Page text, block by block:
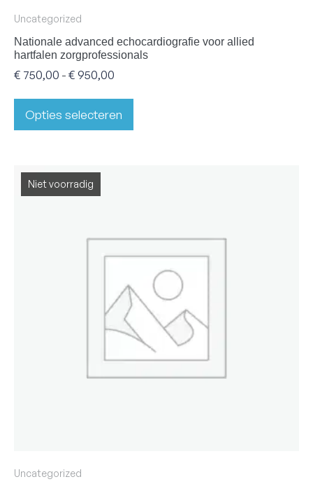
Uncategorized
Nationale advanced echocardiografie voor allied
hartfalen zorgprofessionals
€ 750,00 - €950,00
Opties selecteren
Niet voorradig
Uncategorized